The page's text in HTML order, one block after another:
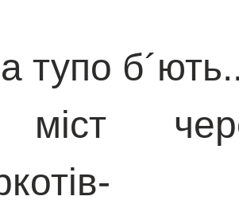
тупо